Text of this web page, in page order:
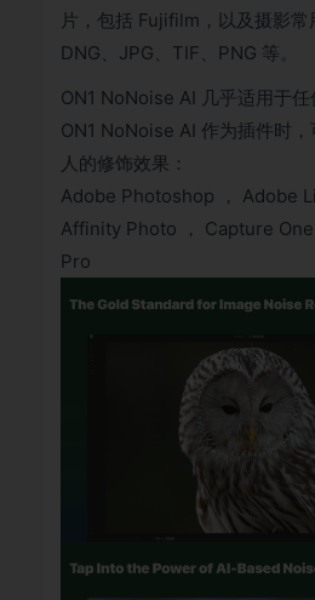
片，包括 Fujifilm，以及摄影常
DNG、JPG、TIF、PNG 等。
ON1 NoNoise AI 几乎适用于
ON1 NoNoise AI 作为插件时
人的修饰效果：
Adobe Photoshop ， Adobe
Affinity Photo ， Capture
Pro